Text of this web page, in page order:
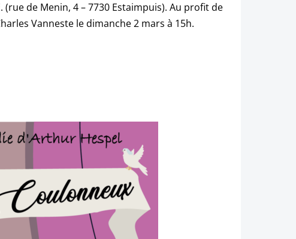
de Menin, 4 – 7730 Estaimpuis). Au profit de
Vanneste le dimanche 2 mars à 15h.